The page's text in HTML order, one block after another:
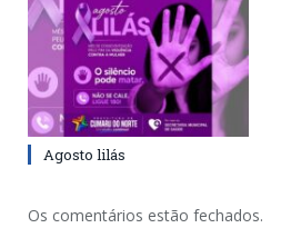
Agosto lilás
Os comentários estão fechados.